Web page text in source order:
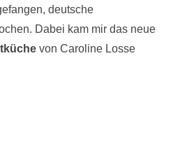
deutsche
Dabei kam mir das neue
von Caroline Losse